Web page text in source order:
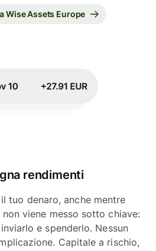
Wise Assets Europe
rendimenti
tuo denaro, anche mentre
viene messo sotto chiave:
e spenderlo. Nessun
Capitale a rischio,